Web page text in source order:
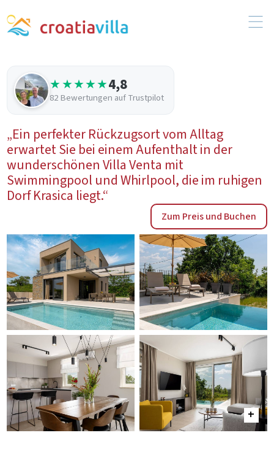
★★★★★4,8
82 Bewertungen auf Trustpilot
„Ein perfekter Rückzugsort vom Alltag
erwartet Sie bei einem Aufenthalt in der
wunderschönen Villa Venta mit
Swimmingpool und Whirlpool, die im ruhigen
Dorf Krasica liegt.“
Zum Preis und Buchen